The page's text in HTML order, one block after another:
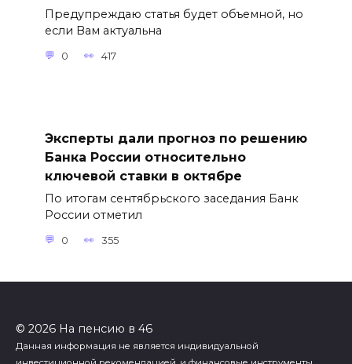
Предупреждаю статья будет объемной, но
если Вам актуальна
0 417
Эксперты дали прогноз по решению
Банка России относительно
ключевой ставки в октябре
По итогам сентябрьского заседания Банк
России отметил
0 355
© 2026 На пенсию в 46
Данная информация не является индивидуальной